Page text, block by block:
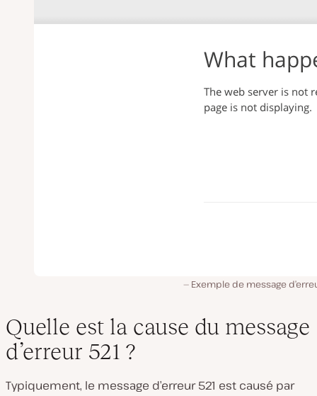
Exemple de message
Quelle est la cause du message
d’erreur 521 ?
Typiquement, le message d’erreur 521 est causé par